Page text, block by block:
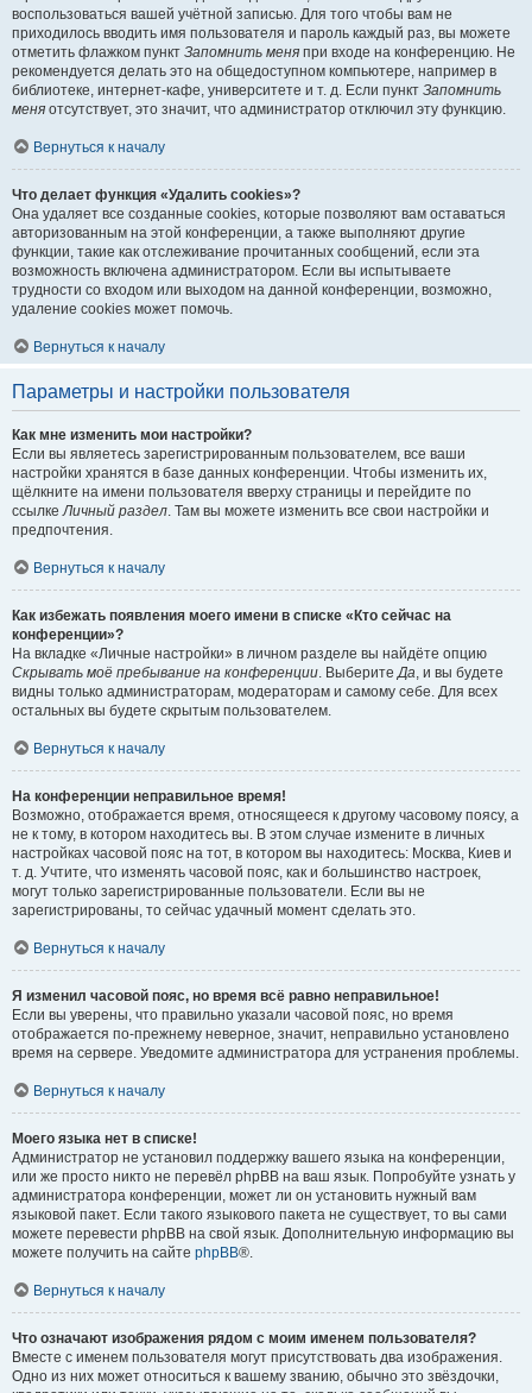
воспользоваться вашей учётной записью. Для того чтобы вам не
приходилось вводить имя пользователя и пароль каждый раз, вы можете
отметить флажком пункт Запомнить меня при входе на конференцию. Не
рекомендуется делать это на общедоступном компьютере, например в
библиотеке, интернет-кафе, университете и т. д. Если пункт Запомнить
меня отсутствует, это значит, что администратор отключил эту функцию.
Вернуться к началу
Что делает функция «Удалить cookies»?
Она удаляет все созданные cookies, которые позволяют вам оставаться
авторизованным на этой конференции, а также выполняют другие
функции, такие как отслеживание прочитанных сообщений, если эта
возможность включена администратором. Если вы испытываете
трудности со входом или выходом на данной конференции, возможно,
удаление cookies может помочь.
Вернуться к началу
Параметры и настройки пользователя
Как мне изменить мои настройки?
Если вы являетесь зарегистрированным пользователем, все ваши
настройки хранятся в базе данных конференции. Чтобы изменить их,
щёлкните на имени пользователя вверху страницы и перейдите по
ссылкеЛичный раздел. Там вы можете изменить все свои настройки и
предпочтения.
Вернуться к началу
Как избежать появления моего имени в списке «Кто сейчас на
конференции»?
На вкладке «Личные настройки» в личном разделе вы найдёте опцию
Скрывать моё пребывание на конференции. ВыберитеДа, и вы будете
видны только администраторам, модераторам и самому себе. Для всех
остальных вы будете скрытым пользователем.
Вернуться к началу
На конференции неправильное время!
Возможно, отображается время, относящееся к другому часовому поясу, а
не к тому, в котором находитесь вы. В этом случае измените в личных
настройках часовой пояс на тот, в котором вы находитесь: Москва, Киев и
т. д. Учтите, что изменять часовой пояс, как и большинство настроек,
могут только зарегистрированные пользователи. Если вы не
зарегистрированы, то сейчас удачный момент сделать это.
Вернуться к началу
Я изменил часовой пояс, но время всё равно неправильное!
Если вы уверены, что правильно указали часовой пояс, но время
отображается по-прежнему неверное, значит, неправильно установлено
время на сервере. Уведомите администратора для устранения проблемы.
Вернуться к началу
Моего языка нет в списке!
Администратор не установил поддержку вашего языка на конференции,
или же просто никто не перевёл phpBB на ваш язык. Попробуйте узнать у
администратора конференции, может ли он установить нужный вам
языковой пакет. Если такого языкового пакета не существует, то вы сами
можете перевести phpBB на свой язык. Дополнительную информацию вы
можете получить на сайте phpBB®.
Вернуться к началу
Что означают изображения рядом с моим именем пользователя?
Вместе с именем пользователя могут присутствовать два изображения.
Одно из них может относиться к вашему званию, обычно это звёздочки,